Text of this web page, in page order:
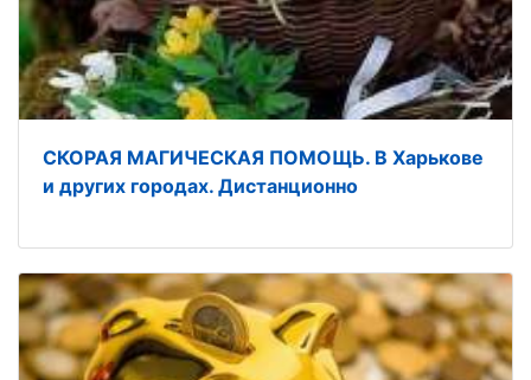
СКОРАЯ МАГИЧЕСКАЯ ПОМОЩЬ. В Харькове
и других городах. Дистанционно